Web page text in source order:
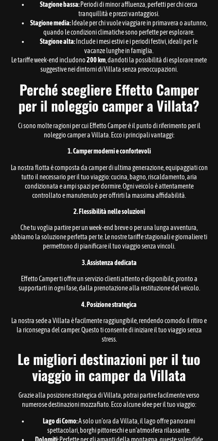
Stagione bassa:Periodi di minor affluenza, perfetti per chi cerca
tranquillità e prezzi vantaggiosi.
Stagione media:Ideale per chi vuole viaggiare in primavera o autunno,
quando le condizioni climatiche sono perfette per esplorare.
Stagione alta:Include i mesi estivi e i periodi festivi, ideali per le
vacanze lunghe in famiglia.
Le tariffe week-end includono200 km, dandoti la possibilità di esplorare mete
suggestive nei dintorni di Villata senza preoccupazioni.
Perché scegliere Effetto Camper
per il noleggio camper a Villata?
Ci sono molte ragioni per cui Effetto Camper è il punto di riferimento per il
noleggio camper a Villata. Ecco i principali vantaggi:
1. Camper moderni e confortevoli
La nostra flotta è composta da camper di ultima generazione, equipaggiati con
tutto il necessario per il tuo viaggio: cucina, bagno, riscaldamento, aria
condizionata e ampi spazi per dormire. Ogni veicolo è attentamente
controllato e manutenuto per offrirti la massima affidabilità.
2. Flessibilità nelle soluzioni
Che tu voglia partire per un week-end breve o per una lunga avventura,
abbiamo la soluzione perfetta per te. Le nostre tariffe stagionali e giornaliere ti
permettono di pianificare il tuo viaggio senza vincoli.
3. Assistenza dedicata
Effetto Camper ti offre un servizio clienti attento e disponibile, pronto a
supportarti in ogni fase, dalla prenotazione alla restituzione del veicolo.
4. Posizione strategica
La nostra sede a Villata è facilmente raggiungibile, rendendo comodo il ritiro e
la riconsegna del camper. Questo ti consente di iniziare il tuo viaggio senza
stress.
Le migliori destinazioni per il tuo
viaggio in camper da Villata
Grazie alla posizione strategica di Villata, potrai partire facilmente verso
numerose destinazioni mozzafiato. Ecco alcune idee per il tuo viaggio:
Lago di Como:A solo un’ora da Villata, il lago offre panorami
spettacolari, borghi pittoreschi e un’atmosfera rilassante.
Dolomiti:Perfette per gli amanti della montagna, queste splendide